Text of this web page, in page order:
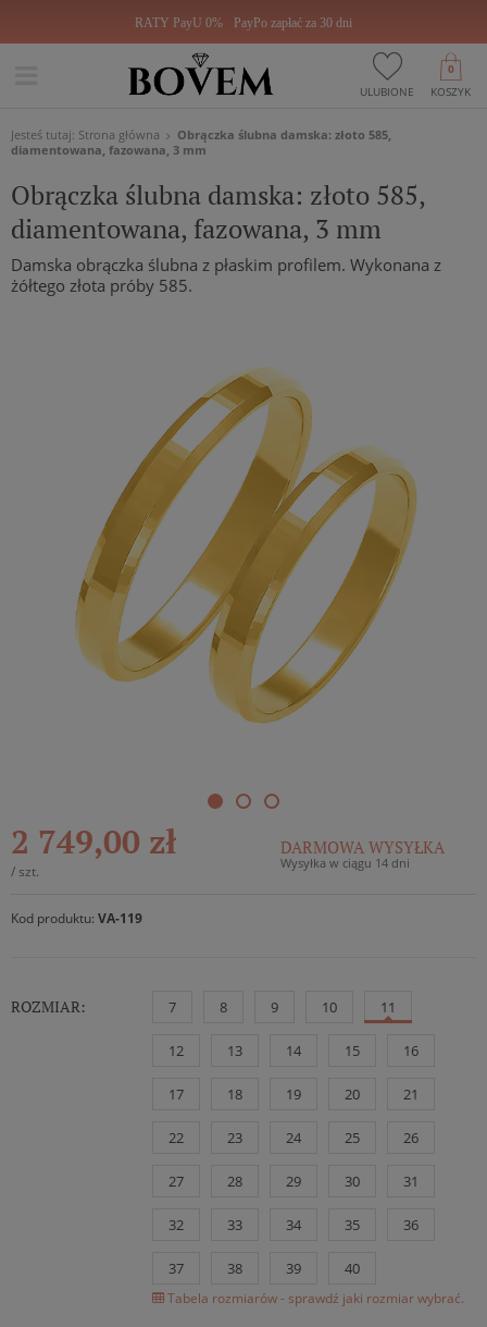
RATY PayU 0% PayPo zapłać za 30 dni
ULUBIONE KOSZYK
0
Jesteś tutaj: Strona główna
Obrączka ślubna damska: złoto 585,
diamentowana, fazowana, 3 mm
Obrączka ślubna damska: złoto 585,
diamentowana, fazowana, 3 mm
Damska obrączka ślubna z płaskim profilem. Wykonana z
żółtego złota próby 585.
2 749,00 zł
/ szt.
DARMOWA WYSYŁKA
Wysyłka w ciągu 14 dni
Kod produktu: VA-119
ROZMIAR: 7 8 9 10 11
12 13 14 15 16
17 18 19 20 21
22 23 24 25 26
27 28 29 30 31
32 33 34 35 36
37 38 39 40
Tabela rozmiarów - sprawdź jaki rozmiar wybrać.